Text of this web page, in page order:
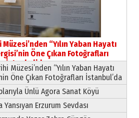
Sebahattin Şirin’e
Pazartesi
“Yılın Yaban Hayatı
Öne Çıkan Fotoğrafları
İstanbul’da
Müzesi’nden “Yılın Yaban Hayatı
Öne Çıkan Fotoğrafları İstanbul’da
Ünlü Agora Sanat Köyü
Erzurum Sevdası